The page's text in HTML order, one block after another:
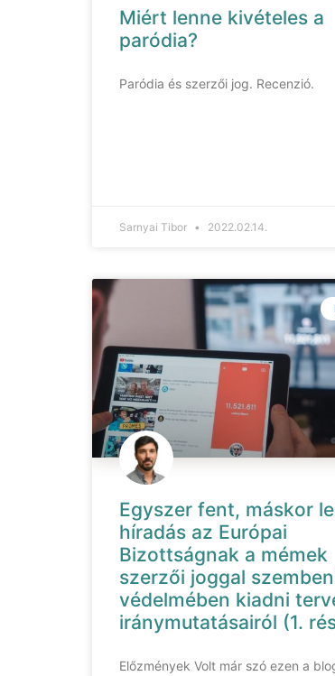
Miért lenne kivételes a
paródia?
Paródia és szerzői jog. Recenzió.
Sarnyai Tibor 2022.02.14.
Egyszer fent, máskor
híradás az Európai
Bizottságnak a mémek
szerzői joggal
védelmében kiadni
iránymutatásairól (1.
Előzmények Volt már szó ezen a